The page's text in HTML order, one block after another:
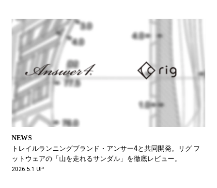
NEWS
トレイルランニングブランド・アンサー4と共同開発。リグ フ
ットウェアの「山を走れるサンダル」を徹底レビュー。
2026.5.1 UP